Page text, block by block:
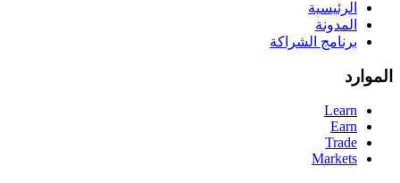
الرئيسية
المدونة
برنامج الشراكة
الموارد
Learn
Earn
Trade
Markets